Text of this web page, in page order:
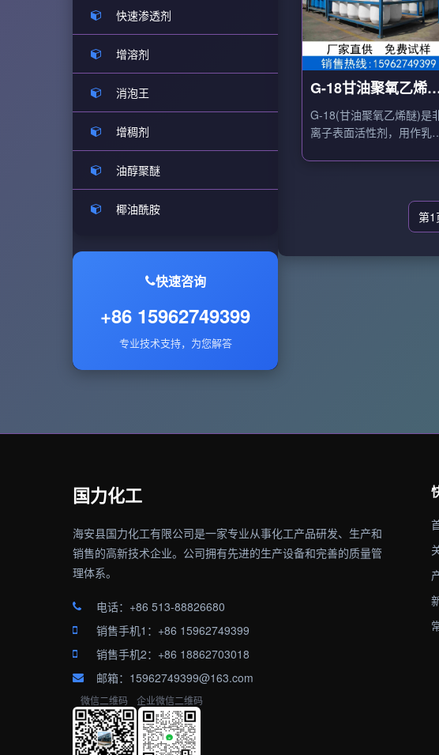
快速渗透剂
增溶剂
消泡王
增稠剂
油醇聚醚
椰油酰胺
快速咨询
+86 15962749399
专业技术支持，为您解答
G-18甘油聚氧乙烯
醚，聚氧乙基甘油醚
G-18(甘油聚氧乙烯醚)是
离子表面活性剂，用作乳
第1
国力化工
海安县国力化工有限公司是一家专业从事化工产品研发、生产和
销售的高新技术企业。公司拥有先进的生产设备和完善的质量管
理体系。
电话：+86 513-88826680
销售手机1：+86 15962749399
销售手机2：+86 18862703018
邮箱：15962749399@163.com
微信二维码 企业微信二维码